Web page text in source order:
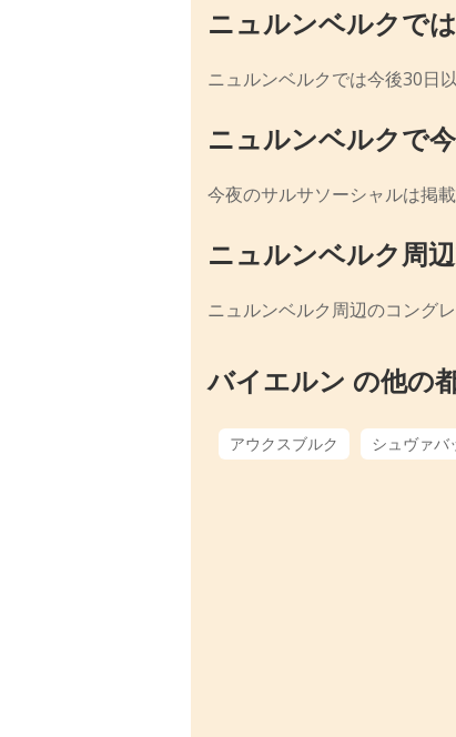
ニュルンベルクで
ニュルンベルクでは今後30日
ニュルンベルクで
今夜のサルサソーシャルは掲
ニュルンベルク周
ニュルンベルク周辺のコング
バイエルン の他の
アウクスブルク シュヴァバ